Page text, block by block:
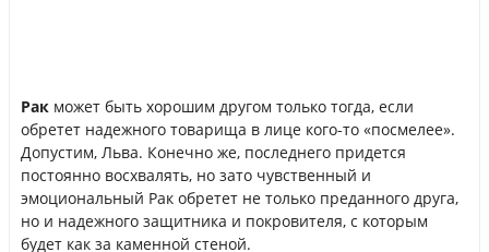
Рак может быть хорошим другом только тогда, если
обретет надежного товарища в лице кого-то «посмелее».
Допустим, Льва. Конечно же, последнего придется
постоянно восхвалять, но зато чувственный и
эмоциональный Рак обретет не только преданного друга,
но и надежного защитника и покровителя, с которым
будет как за каменной стеной.